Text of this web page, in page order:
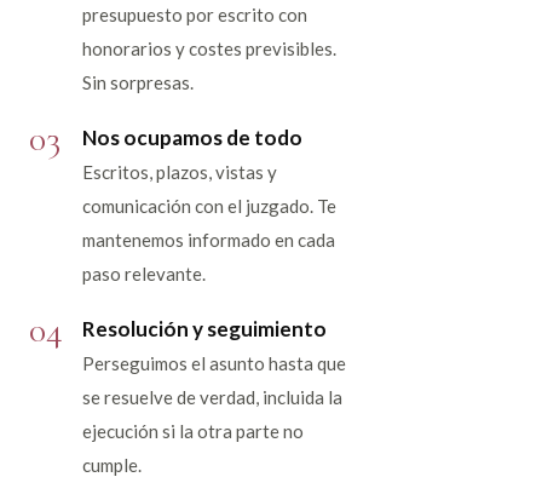
presupuesto por escrito con
honorarios y costes previsibles.
Sin sorpresas.
03 Nos ocupamos de todo
Escritos, plazos, vistas y
comunicación con el juzgado. Te
mantenemos informado en cada
paso relevante.
04 Resolución y seguimiento
Perseguimos el asunto hasta que
se resuelve de verdad, incluida la
ejecución si la otra parte no
cumple.